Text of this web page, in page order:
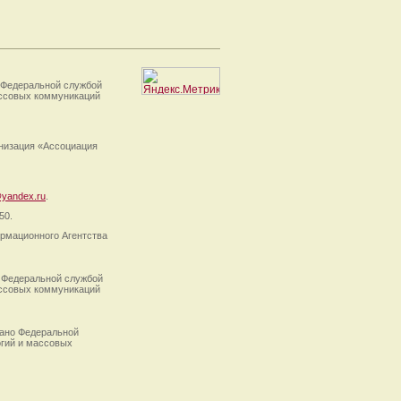
службой
коммуникаций
«Ассоциация
Агентства
службой
коммуникаций
Федеральной
и массовых